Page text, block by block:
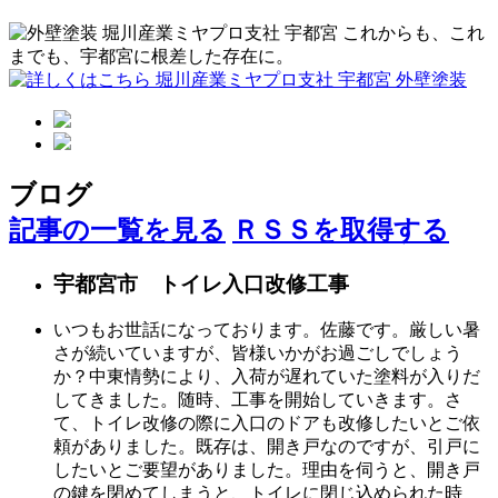
ブログ
記事の一覧を見る ＲＳＳを取得する
宇都宮市 トイレ入口改修工事
いつもお世話になっております。佐藤です。厳しい暑
さが続いていますが、皆様いかがお過ごしでしょう
か？中東情勢により、入荷が遅れていた塗料が入りだ
してきました。随時、工事を開始していきます。さ
て、トイレ改修の際に入口のドアも改修したいとご依
頼がありました。既存は、開き戸なのですが、引戸に
したいとご要望がありました。理由を伺うと、開き戸
の鍵を閉めてしまうと、トイレに閉じ込められた時